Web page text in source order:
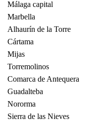
Málaga capital
Marbella
Alhaurín de la Torre
Cártama
Mijas
Torremolinos
Comarca de Antequera
Guadalteba
Nororma
Sierra de las Nieves